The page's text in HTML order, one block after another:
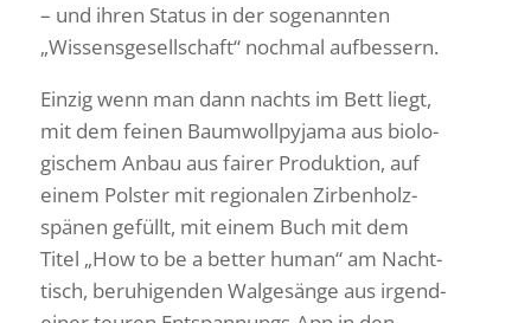
– und ihren Status in der soge­nannten
„Wissens­ge­sell­schaft“ nochmal aufbessern.
Einzig wenn man dann nachts im Bett liegt,
mit dem feinen Baum­woll­py­jama aus biolo­
gi­schem Anbau aus fairer Produk­tion, auf
einem Polster mit regio­nalen Zirben­holz­
spänen gefüllt, mit einem Buch mit dem
Titel „How to be a better human“ am Nacht­
tisch, beru­hi­genden Walge­sänge aus irgend­